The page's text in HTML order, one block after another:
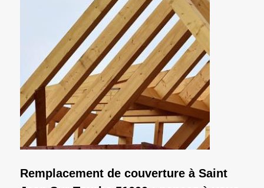
Remplacement de couverture à Saint